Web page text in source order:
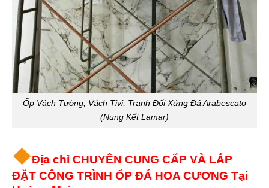
Ốp Vách Tường, Vách Tivi, Tranh Đối Xứng Đá Arabescato
(Nung Kết Lamar)
Địa chỉ CHUYÊN CUNG CẤP VÀ LẮP
ĐẶT CÔNG TRÌNH ỐP ĐÁ HOA CƯƠNG Tại